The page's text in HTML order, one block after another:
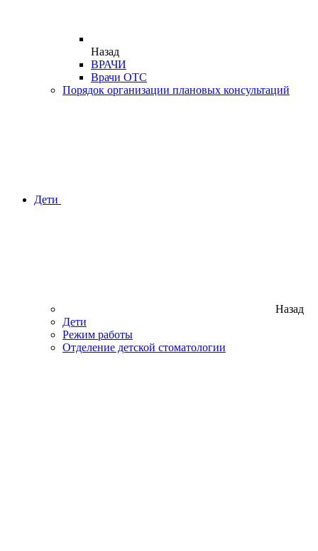
Назад
ВРАЧИ
Врачи ОТС
Порядок организации плановых консультаций
Дети
Назад
Дети
Режим работы
Отделение детской стоматологии